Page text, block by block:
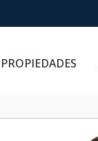
PROPIEDADES